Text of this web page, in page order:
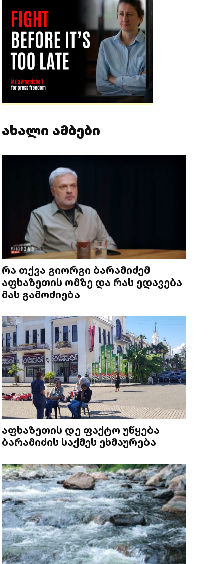
ახალი ამბები
რა თქვა გიორგი ბარამიძემ
აფხაზეთის ომზე და რას ედავება
მას გამოძიება
აფხაზეთის დე ფაქტო უწყება
ბარამიძის საქმეს ეხმაურება